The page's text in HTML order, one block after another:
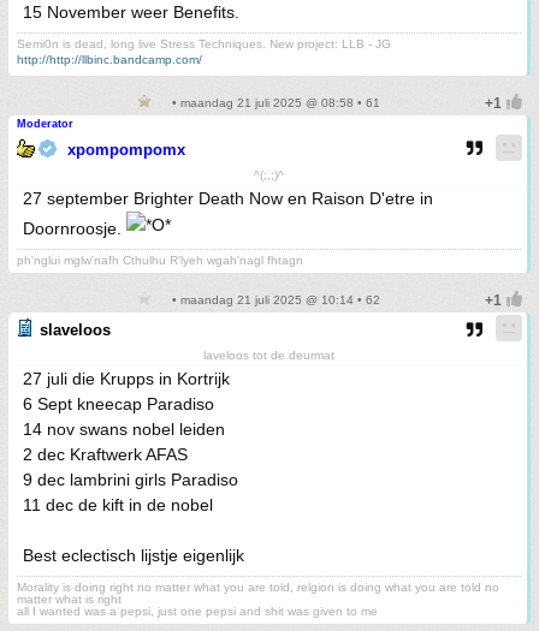
15 November weer Benefits.
Semi0n is dead, long live Stress Techniques. New project: LLB - JG
http://http://llbinc.bandcamp.com/
• maandag 21 juli 2025 @ 08:58 • 61
Moderator
xpompompomx
^(;,;)^
27 september Brighter Death Now en Raison D'etre in
Doornroosje.
ph'nglui mglw'nafh Cthulhu R'lyeh wgah'nagl fhtagn
• maandag 21 juli 2025 @ 10:14 • 62
slaveloos
laveloos tot de deurmat
27 juli die Krupps in Kortrijk
6 Sept kneecap Paradiso
14 nov swans nobel leiden
2 dec Kraftwerk AFAS
9 dec lambrini girls Paradiso
11 dec de kift in de nobel
Best eclectisch lijstje eigenlijk
Morality is doing right no matter what you are told, relgion is doing what you are told no
matter what is right
all I wanted was a pepsi, just one pepsi and shit was given to me